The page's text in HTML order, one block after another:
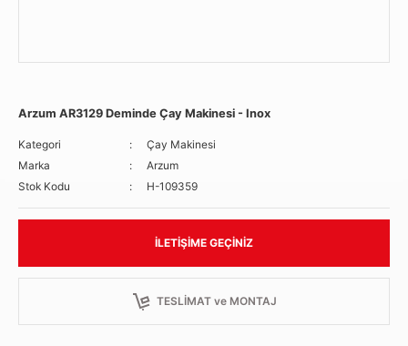
Arzum AR3129 Deminde Çay Makinesi - Inox
Kategori
Çay Makinesi
Marka
Arzum
Stok Kodu
H-109359
İLETIŞIME GEÇINIZ
TESLİMAT ve MONTAJ